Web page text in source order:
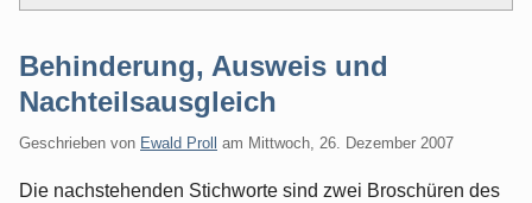
Behinderung, Ausweis und
Nachteilsausgleich
Geschrieben von Ewald Proll am Mittwoch, 26. Dezember 2007
Die nachstehenden Stichworte sind zwei Broschüren des